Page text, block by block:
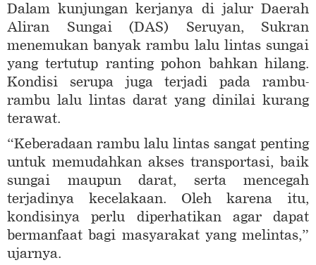
Dalam kunjungan kerjanya di jalur Daerah
Aliran Sungai (DAS) Seruyan, Sukran
menemukan banyak rambu lalu lintas sungai
yang tertutup ranting pohon bahkan hilang.
Kondisi serupa juga terjadi pada rambu-
rambu lalu lintas darat yang dinilai kurang
terawat.
“Keberadaan rambu lalu lintas sangat penting
untuk memudahkan akses transportasi, baik
sungai maupun darat, serta mencegah
terjadinya kecelakaan. Oleh karena itu,
kondisinya perlu diperhatikan agar dapat
bermanfaat bagi masyarakat yang melintas,”
ujarnya.